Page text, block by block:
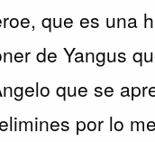
que es una
de Yangus
que se
por lo